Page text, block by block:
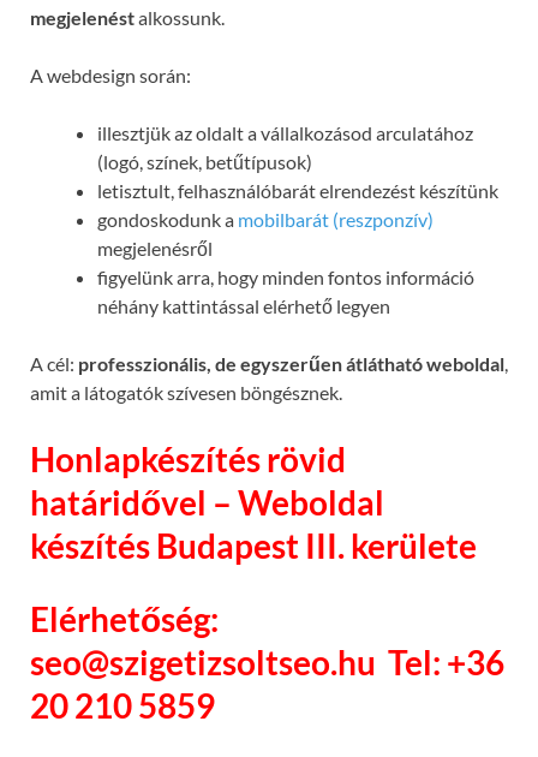
megjelenéstalkossunk.
A webdesign során:
illesztjük az oldalt a vállalkozásod arculatához
(logó, színek, betűtípusok)
letisztult, felhasználóbarát elrendezést készítünk
gondoskodunk a mobilbarát (reszponzív)
megjelenésről
figyelünk arra, hogy minden fontos információ
néhány kattintással elérhető legyen
A cél: professzionális, de egyszerűen átlátható weboldal,
amit a látogatók szívesen böngésznek.
Honlapkészítés rövid
határidővel – Weboldal
készítés Budapest III. kerülete
Elérhetőség:
seo@szigetizsoltseo.hu Tel: +36
20 210 5859